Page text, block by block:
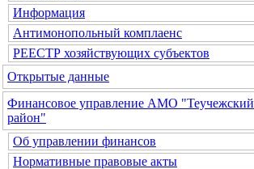
Информация
Антимонопольный комплаенс
РЕЕСТР хозяйствующих субъектов
Открытые данные
Финансовое управление АМО "Теучежский
район"
Об управлении финансов
Нормативные правовые акты